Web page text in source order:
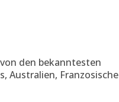
den bekanntesten
Australien, Franzosische